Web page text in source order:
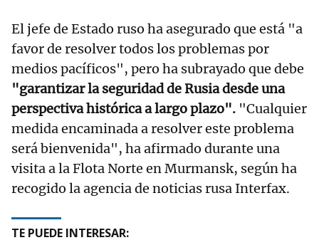
El jefe de Estado ruso ha asegurado que está "a
favor de resolver todos los problemas por
medios pacíficos", pero ha subrayado que debe
"garantizar la seguridad de Rusia desde una
perspectiva histórica a largo plazo". "Cualquier
medida encaminada a resolver este problema
será bienvenida", ha afirmado durante una
visita a la Flota Norte en Murmansk, según ha
recogido la agencia de noticias rusa Interfax.
TE PUEDE INTERESAR: